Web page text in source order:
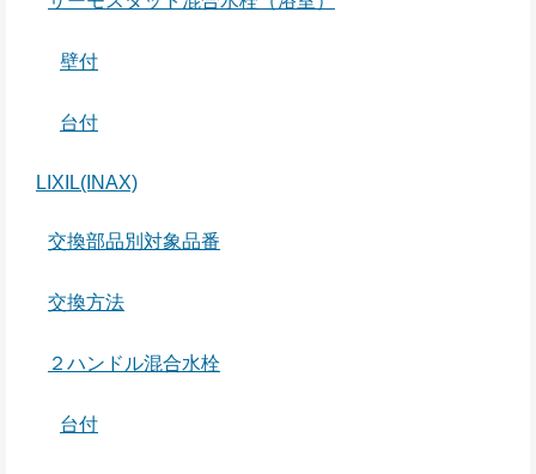
壁付
台付
LIXIL(INAX)
交換部品別対象品番
交換方法
２ハンドル混合水栓
台付